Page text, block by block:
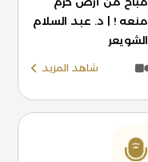
منعه ! | د. عبد السلام
الشويعر
شاهد المزيد